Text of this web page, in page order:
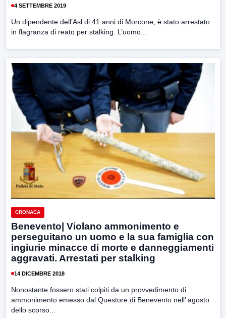
4 SETTEMBRE 2019
Un dipendente dell’Asl di 41 anni di Morcone, è stato arrestato
in flagranza di reato per stalking. L’uomo...
CRONACA
Benevento| Violano ammonimento e
perseguitano un uomo e la sua famiglia con
ingiurie minacce di morte e danneggiamenti
aggravati. Arrestati per stalking
14 DICEMBRE 2018
Nonostante fossero stati colpiti da un provvedimento di
ammonimento emesso dal Questore di Benevento nell’ agosto
dello scorso...